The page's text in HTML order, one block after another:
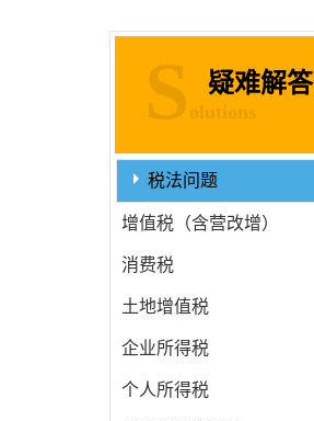
疑难解答
S olutions
税法问题
增值税（含营改增）
消费税
土地增值税
企业所得税
个人所得税